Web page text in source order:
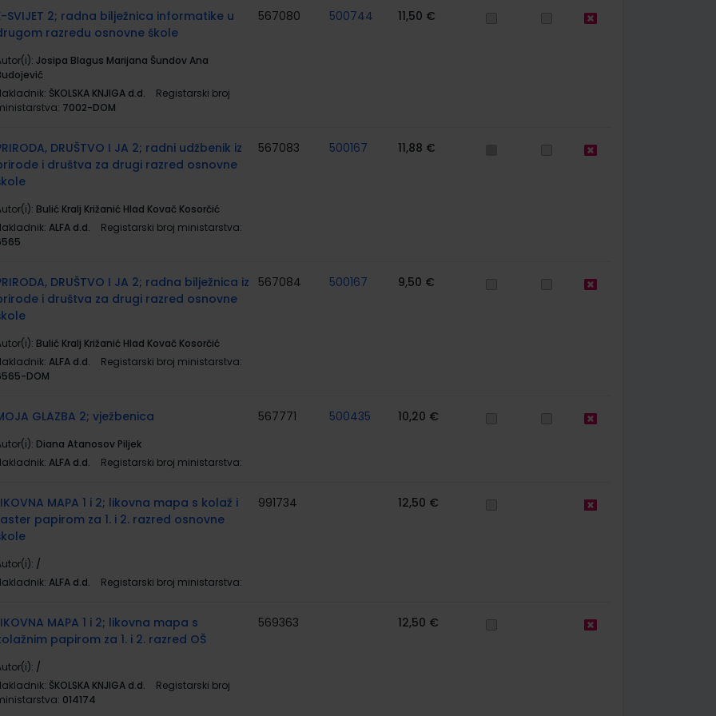
SVIJET 2; radna bilježnica informatike u
razredu osnovne škole
Josipa Blagus Marijana Šundov Ana
ŠKOLSKA KNJIGA d.d.
Registarski broj
7002-DOM
567080 500744 11,50 €
DRUŠTVO I JA 2; radni udžbenik iz
i društva za drugi razred osnovne
Bulić Kralj Križanić Hlad Kovač Kosorčić
ALFA d.d.
Registarski broj ministarstva:
567083 500167 11,88 €
DRUŠTVO I JA 2; radna bilježnica iz
i društva za drugi razred osnovne
Bulić Kralj Križanić Hlad Kovač Kosorčić
ALFA d.d.
Registarski broj ministarstva:
DOM
567084 500167 9,50 €
GLAZBA 2; vježbenica
Diana Atanosov Piljek
ALFA d.d. Registarski broj ministarstva:
567771 500435 10,20 €
MAPA 1 i 2; likovna mapa s kolaž i
papirom za 1. i 2. razred osnovne
/
ALFA d.d. Registarski broj ministarstva:
991734 12,50 €
MAPA 1 i 2; likovna mapa s
papirom za 1. i 2. razred OŠ
/
ŠKOLSKA KNJIGA d.d.
Registarski broj
014174
569363 12,50 €